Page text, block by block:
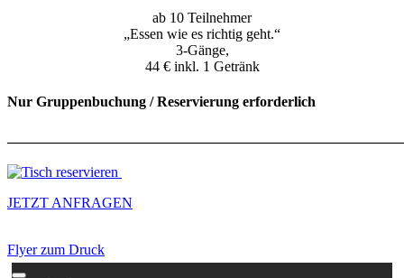
ab 10 Teilnehmer
„Essen wie es richtig geht.“
3-Gänge,
44 € inkl. 1 Getränk
Nur Gruppenbuchung / Reservierung erforderlich
JETZT ANFRAGEN
Flyer zum Druck